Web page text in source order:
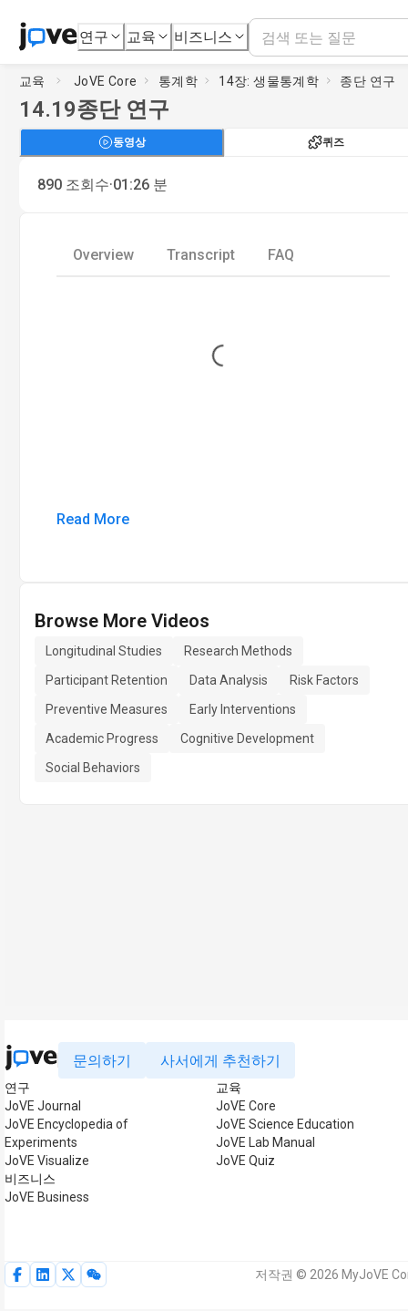
연구 교육 비즈니스
교육 JoVE Core 통계학 14장: 생물통계학 종단 연구
14.19종단 연구
동영상 퀴즈
890 조회수·01:26 분
Overview Transcript FAQ
Loading...
Read More
Browse More Videos
Longitudinal Studies
Research Methods
Participant Retention
Data Analysis
Risk Factors
Preventive Measures
Early Interventions
Academic Progress
Cognitive Development
Social Behaviors
문의하기 사서에게 추천하기
연구
JoVE Journal
JoVE Encyclopedia of
Experiments
JoVE Visualize
비즈니스
JoVE Business
교육
JoVE Core
JoVE Science Education
JoVE Lab Manual
JoVE Quiz
저작권 © 2026 MyJoVE